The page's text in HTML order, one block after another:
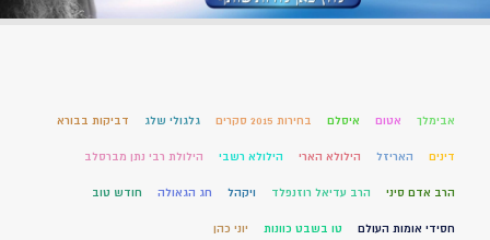
אבימלך אטום איסלם בחירות 2015 סקרים גלגולי שלג דביקות בבורא
דינים האריזל הילולא הארי הילולא רשבי הילולת רבי נתן מברסלב
הרב אדם סיני הרב עדיאל רוזנפלד ויקהל חג הגאולה חודש טוב
חסידי אומות העולם טו בשבט כוונות יוני כהן